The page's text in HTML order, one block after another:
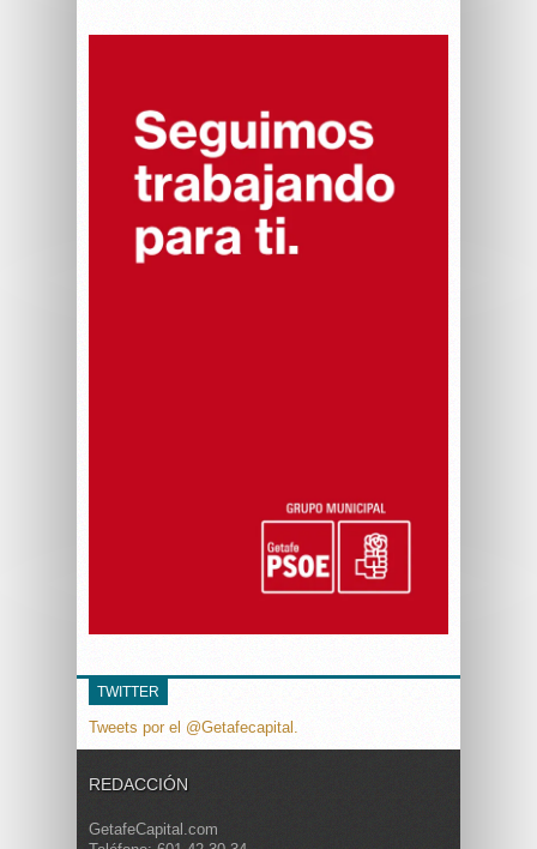
TWITTER
Tweets por el @Getafecapital.
REDACCIÓN
GetafeCapital.com